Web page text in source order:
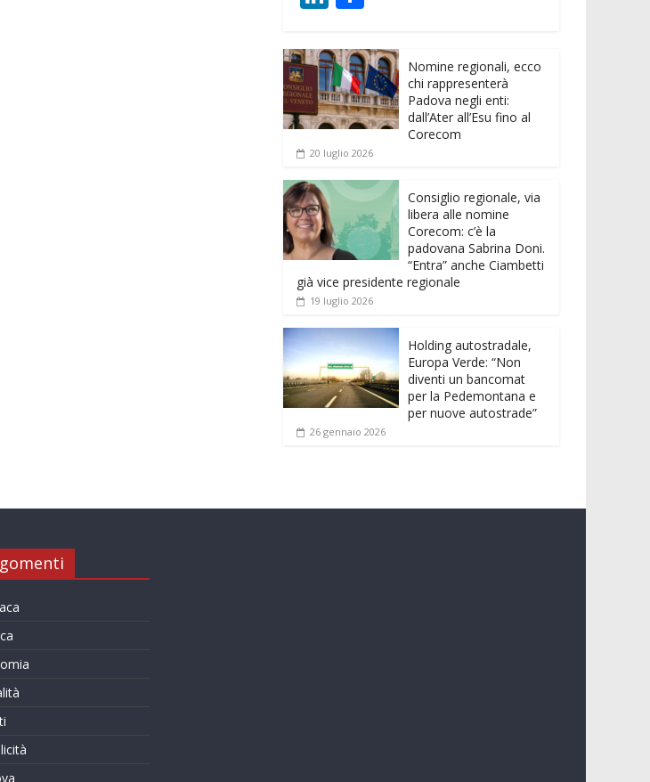
e
b
o
o
k
er
A
p
p
n
g
er
t
k
e
dI
n
n
di
vi
di
Nomine regionali, ecco
chi rappresenterà
Padova negli enti:
dall’Ater all’Esu fino al
Corecom
20 luglio 2026
Consiglio regionale, via
libera alle nomine
Corecom: c’è la
padovana Sabrina Doni.
“Entra” anche Ciambetti
già vice presidente regionale
19 luglio 2026
Holding autostradale,
Europa Verde: “Non
diventi un bancomat
per la Pedemontana e
per nuove autostrade”
26 gennaio 2026